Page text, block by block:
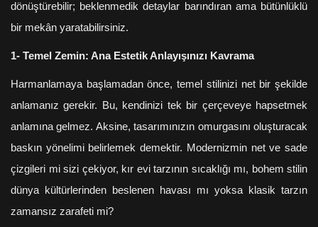
dönüştürebilir; beklenmedik detaylar barındıran ama bütünlüklü
bir mekân yaratabilirsiniz.
1- Temel Zemin: Ana Estetik Anlayışınızı Kavrama
Harmanlamaya başlamadan önce, temel stilinizi net bir şekilde
anlamanız gerekir. Bu, kendinizi tek bir çerçeveye hapsetmek
anlamına gelmez. Aksine, tasarımınızın omurgasını oluşturacak
baskın yönelimi belirlemek demektir. Modernizmin net ve sade
çizgileri mi sizi çekiyor, kır evi tarzının sıcaklığı mı, bohem stilin
dünya kültürlerinden beslenen havası mı yoksa klasik tarzın
zamansız zarafeti mi?